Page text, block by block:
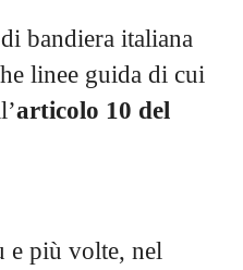
bandiera italiana
linee guida di cui
articolo 10 del
e più volte, nel